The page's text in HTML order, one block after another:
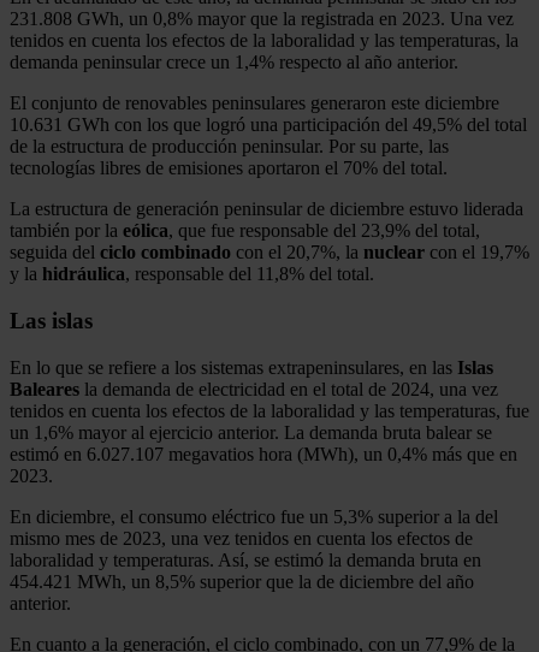
231.808 GWh, un 0,8% mayor que la registrada en 2023. Una vez
tenidos en cuenta los efectos de la laboralidad y las temperaturas, la
demanda peninsular crece un 1,4% respecto al año anterior.
El conjunto de renovables peninsulares generaron este diciembre
10.631 GWh con los que logró una participación del 49,5% del total
de la estructura de producción peninsular. Por su parte, las
tecnologías libres de emisiones aportaron el 70% del total.
La estructura de generación peninsular de diciembre estuvo liderada
también por la eólica, que fue responsable del 23,9% del total,
seguida del ciclo combinado con el 20,7%, la nuclear con el 19,7%
y la hidráulica, responsable del 11,8% del total.
Las islas
En lo que se refiere a los sistemas extrapeninsulares, en las Islas
Baleares la demanda de electricidad en el total de 2024, una vez
tenidos en cuenta los efectos de la laboralidad y las temperaturas, fue
un 1,6% mayor al ejercicio anterior. La demanda bruta balear se
estimó en 6.027.107 megavatios hora (MWh), un 0,4% más que en
2023.
En diciembre, el consumo eléctrico fue un 5,3% superior a la del
mismo mes de 2023, una vez tenidos en cuenta los efectos de
laboralidad y temperaturas. Así, se estimó la demanda bruta en
454.421 MWh, un 8,5% superior que la de diciembre del año
anterior.
En cuanto a la generación, el ciclo combinado, con un 77,9% de la